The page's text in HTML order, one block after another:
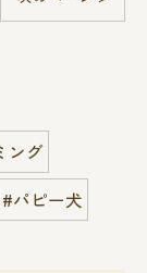
ング
#パピー犬